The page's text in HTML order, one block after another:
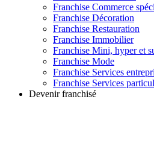
Franchise Commerce
Franchise Décoration
Franchise Restauration
Franchise Immobilier
Franchise Mini, hyper et
Franchise Mode
Franchise Services
Franchise Services
Devenir franchisé